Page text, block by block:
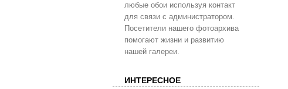
любые обои используя контакт
для связи с администратором.
Посетители нашего фотоархива
помогают жизни и развитию
нашей галереи.
ИНТЕРЕСНОЕ